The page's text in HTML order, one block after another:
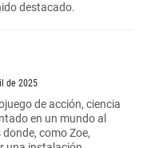
destacado.
de 2025
de acción, ciencia
en un mundo al
como Zoe,